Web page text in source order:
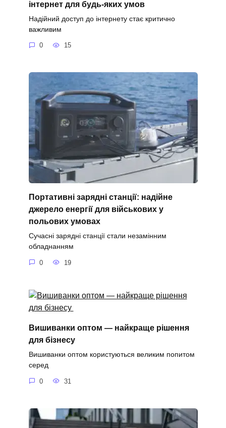
інтернет для будь-яких умов
Надійний доступ до інтернету стає критично
важливим
0 15
Портативні зарядні станції: надійне
джерело енергії для військових у
польових умовах
Сучасні зарядні станції стали незамінним
обладнанням
0 19
Вишиванки оптом — найкраще рішення
для бізнесу
Вишиванки оптом користуються великим попитом
серед
0 31